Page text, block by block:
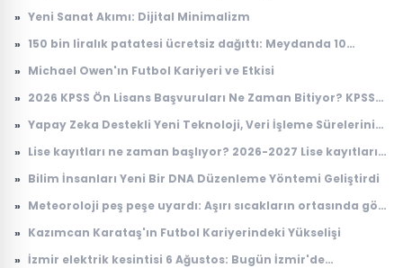
» Yeni Sanat Akımı: Dijital Minimalizm
» 150 bin liralık patatesi ücretsiz dağıttı: Meydanda 10
» Michael Owen'ın Futbol Kariyeri ve Etkisi
» 2026 KPSS Ön Lisans Başvuruları Ne Zaman Bitiyor? KPSS
» Yapay Zeka Destekli Yeni Teknoloji, Veri İşleme Sürelerini
» Lise kayıtları ne zaman başlıyor? 2026-2027 Lise kayıtları
» Bilim İnsanları Yeni Bir DNA Düzenleme Yöntemi Geliştirdi
» Meteoroloji peş peşe uyardı: Aşırı sıcakların ortasında gök
» Kazımcan Karataş'ın Futbol Kariyerindeki Yükselişi
» İzmir elektrik kesintisi 6 Ağustos: Bugün İzmir'de